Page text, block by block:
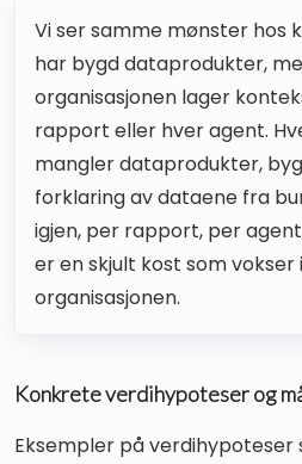
Vi ser samme mønster hos
har bygd dataprodukter,
organisasjonen lager
rapport eller hver agent.
mangler dataprodukter,
forklaring av dataene fra
igjen, per rapport, per
er en skjult kost som
organisasjonen.
Konkrete verdihypoteser og
Eksempler på verdihypoteser